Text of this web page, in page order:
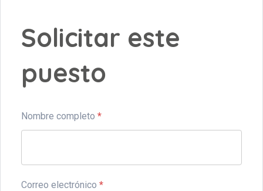
Solicitar este
puesto
Nombre completo *
Correo electrónico *